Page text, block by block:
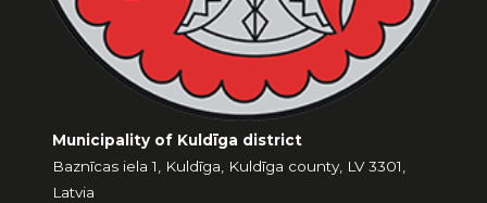
Municipality of Kuldīga district
Baznīcas iela 1, Kuldīga, Kuldīga county, LV 3301,
Latvia